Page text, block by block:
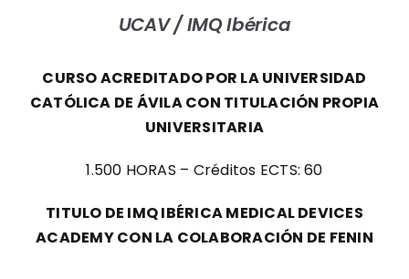
UCAV /IMQ Ibérica
CURSO ACREDITADO POR LAUNIVERSIDAD
CATÓLICA DE ÁVILA CON TITULACIÓN PROPIA
UNIVERSITARIA
1.500 HORAS – Créditos ECTS: 60
TITULO DE IMQ IBÉRICA MEDICAL DEVICES
ACADEMY CON LA COLABORACIÓN DE FENIN